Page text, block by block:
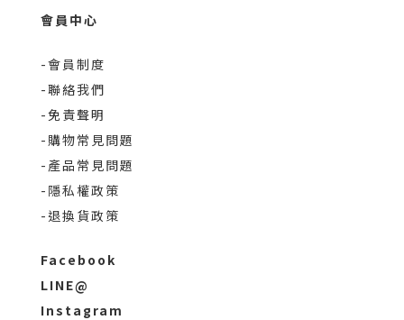
會員中心
-會員制度
-聯絡我們
-免責聲明
-購物常見問題
-產品常見問題
-隱私權政策
-退換貨政策
Facebook
LINE@
Instagram